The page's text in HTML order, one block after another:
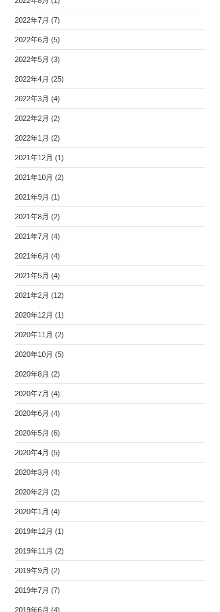
2022年7月 (7)
2022年6月 (5)
2022年5月 (3)
2022年4月 (25)
2022年3月 (4)
2022年2月 (2)
2022年1月 (2)
2021年12月 (1)
2021年10月 (2)
2021年9月 (1)
2021年8月 (2)
2021年7月 (4)
2021年6月 (4)
2021年5月 (4)
2021年2月 (12)
2020年12月 (1)
2020年11月 (2)
2020年10月 (5)
2020年8月 (2)
2020年7月 (4)
2020年6月 (4)
2020年5月 (6)
2020年4月 (5)
2020年3月 (4)
2020年2月 (2)
2020年1月 (4)
2019年12月 (1)
2019年11月 (2)
2019年9月 (2)
2019年7月 (7)
2019年6月 (4)